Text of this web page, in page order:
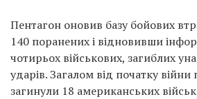
Пентагон оновив базу бойових
140 поранених і відновивши
чотирьох військових, загиблих
ударів. Загалом від початку війни
загинули 18 американських